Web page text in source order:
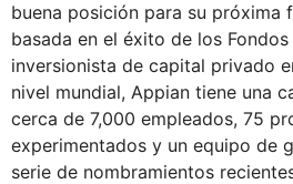
buena posición para su próxima
basada en el éxito de los
inversionista de capital privado
nivel mundial, Appian tiene una
cerca de 7,000 empleados, 75
experimentados y un equipo de
serie de nombramientos